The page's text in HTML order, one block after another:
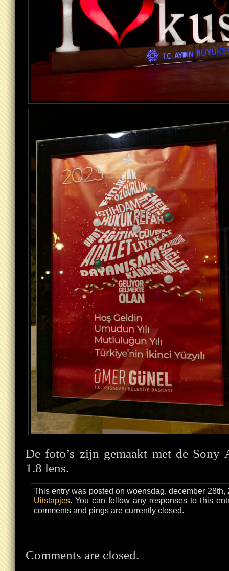
De foto’s zijn gemaakt met de Sony
1.8 lens.
This entry was posted on woensdag, december
Uitstapjes. You can follow any responses to this
comments and pings are currently closed.
Comments are closed.